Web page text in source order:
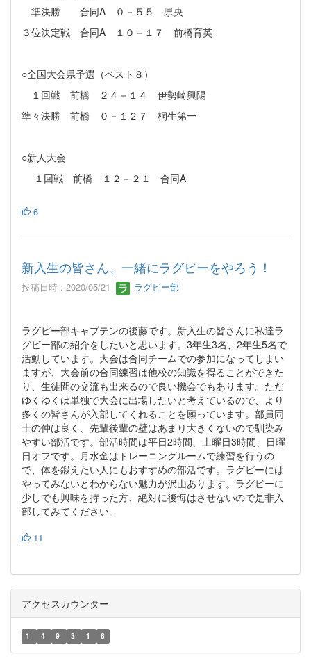
準決勝 合同A ０－５５ 県央
３位決定戦 合同A １０－１７ 前橋育英
○全国大会県予選（ベスト８）
１回戦 前橋 ２４－１４ 伊勢崎興陽
準々決勝 前橋 ０－１２７ 桐生第一
○新人大会
１回戦 前橋 １２－２１ 合同A
6
新入生の皆さん、一緒にラグビーをやろう！
投稿日時 : 2020/05/21 ラグビー部
ラグビー部キャプテンの後藤です。新入生の皆さんに私達ラ
グビー部の紹介をしたいと思います。3年生3名、 2年生5名で
活動しています。大会は合同チームでの参加になって しまい
ますが、大会前の合同練習は他校の知識を得ることができた
り、生徒間の交流も出来るので良い機会でもあります。ただ
ゆくゆくは単独で大会に出場したいと考えているので、より
多くの皆さんが入部してくれることを願っています。部員同
士の仲は良く、先輩後輩の壁はあまり大きくないので馴染み
やすい部活です。部活時間は平日2時間、土曜日3時間、日曜
日オフです。月水金はトレーニングルームで練習を行うの
で、体を鍛えたい人 にもおすすめの部活です。ラグビーには
やってみないとわからない魅力が沢山あります。ラグビーに
少しでも興味を持った方、絶対に後悔はさせないので是非入
部してみてください。
11
アクセスカウンター
1 4 9 3 1 8